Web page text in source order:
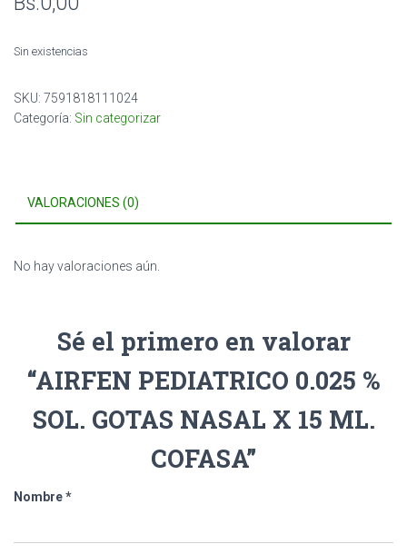
Sin existencias
SKU: 7591818111024
Categoría: Sin categorizar
VALORACIONES (0)
No hay valoraciones aún.
Sé el primero en valorar
“AIRFEN PEDIATRICO 0.025 %
SOL. GOTAS NASAL X 15 ML.
COFASA”
Nombre*